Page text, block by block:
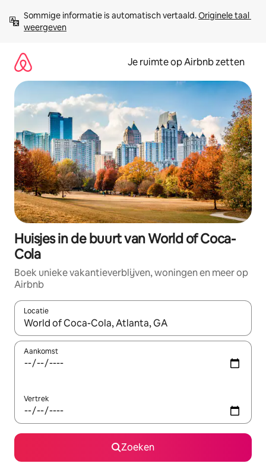
direct
naar
Sommige informatie is automatisch vertaald. Originele taal
weergeven
Je ruimte op Airbnb zetten
Huisjes in de buurt van World of Coca-
Cola
Boek unieke vakantieverblijven, woningen en meer op
Airbnb
Locatie
Wanneer er suggesties beschikbaar zijn, maak je een keuze
Aankomst
Vertrek
Zoeken